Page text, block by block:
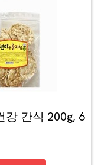
강 간식 200g, 6